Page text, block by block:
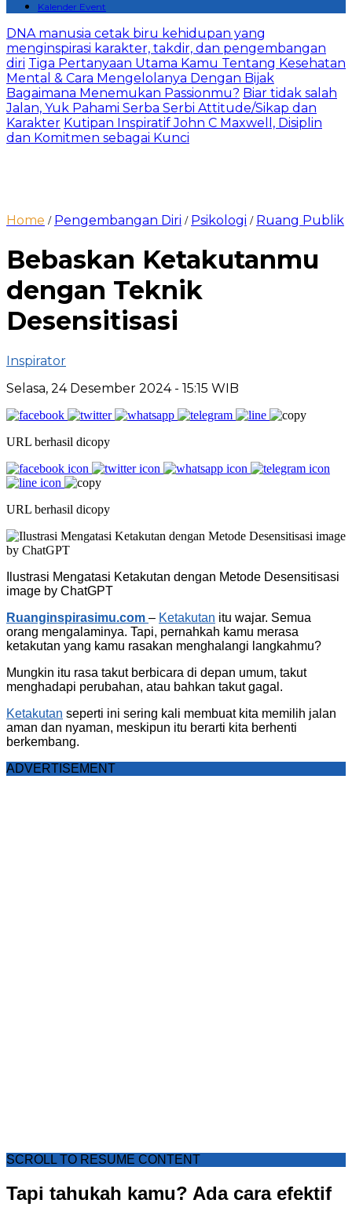
Kalender Event
DNA manusia cetak biru kehidupan yang
menginspirasi karakter, takdir, dan pengembangan
diri Tiga Pertanyaan Utama Kamu Tentang Kesehatan
Mental & Cara Mengelolanya Dengan Bijak
Bagaimana Menemukan Passionmu? Biar tidak salah
Jalan, Yuk Pahami Serba Serbi Attitude/Sikap dan
Karakter Kutipan Inspiratif John C Maxwell, Disiplin
dan Komitmen sebagai Kunci
Home / Pengembangan Diri / Psikologi / Ruang Publik
Bebaskan Ketakutanmu
dengan Teknik
Desensitisasi
Inspirator
Selasa, 24 Desember 2024 - 15:15 WIB
URL berhasil dicopy
URL berhasil dicopy
Ilustrasi Mengatasi Ketakutan dengan Metode Desensitisasi
image by ChatGPT
Ruanginspirasimu.com – Ketakutan itu wajar. Semua
orang mengalaminya. Tapi, pernahkah kamu merasa
ketakutan yang kamu rasakan menghalangi langkahmu?
Mungkin itu rasa takut berbicara di depan umum, takut
menghadapi perubahan, atau bahkan takut gagal.
Ketakutan seperti ini sering kali membuat kita memilih jalan
aman dan nyaman, meskipun itu berarti kita berhenti
berkembang.
ADVERTISEMENT
SCROLL TO RESUME CONTENT
Tapi tahukah kamu? Ada cara efektif